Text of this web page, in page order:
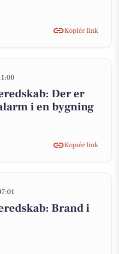
Kopiér link
Der er
i en bygning
Kopiér link
Brand i